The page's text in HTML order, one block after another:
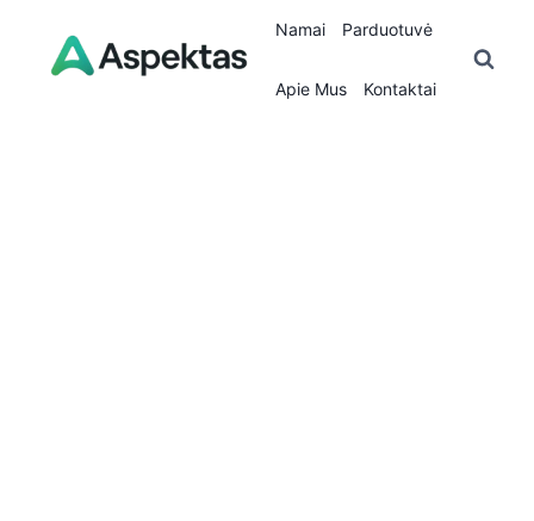
content
Namai Parduotuvė
Apie Mus Kontaktai